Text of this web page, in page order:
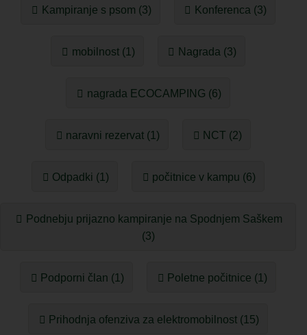
Kampiranje s psom (3) Konferenca (3)
mobilnost (1) Nagrada (3)
nagrada ECOCAMPING (6)
naravni rezervat (1) NCT (2)
Odpadki (1) počitnice v kampu (6)
Podnebju prijazno kampiranje na Spodnjem Saškem
(3)
Podporni član (1) Poletne počitnice (1)
Prihodnja ofenziva za elektromobilnost (15)